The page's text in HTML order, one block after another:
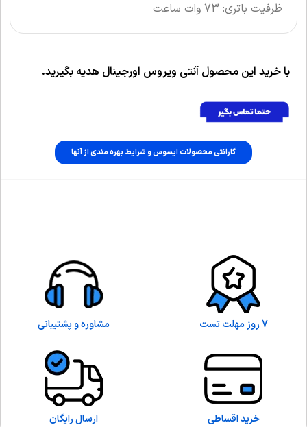
ظرفیت باتری: 73 وات ساعت
با خرید این محصول آنتی ویروس اورجینال هدیه بگیرید.
گارانتی محصولات ایسوس و شرایط بهره مندی از آنها
7 روز مهلت تست مشاوره و پشتیبانی
خرید اقساطی ارسال رایگان